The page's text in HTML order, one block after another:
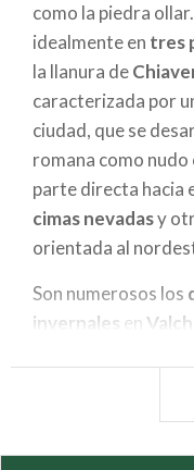
como la piedra
idealmente en tres
la llanura de
caracterizada por
ciudad, que se
romana como nudo
parte directa hacia
cimas nevadasy
orientada al
Son numerosos los
invernales en